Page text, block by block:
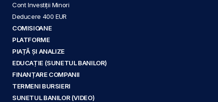
Cont Investiții Minori
Deducere 400 EUR
COMISIOANE
PLATFORME
PIAȚĂ ȘI ANALIZE
EDUCAȚIE (SUNETUL BANILOR)
FINANȚARE COMPANII
TERMENI BURSIERI
SUNETUL BANILOR (VIDEO)